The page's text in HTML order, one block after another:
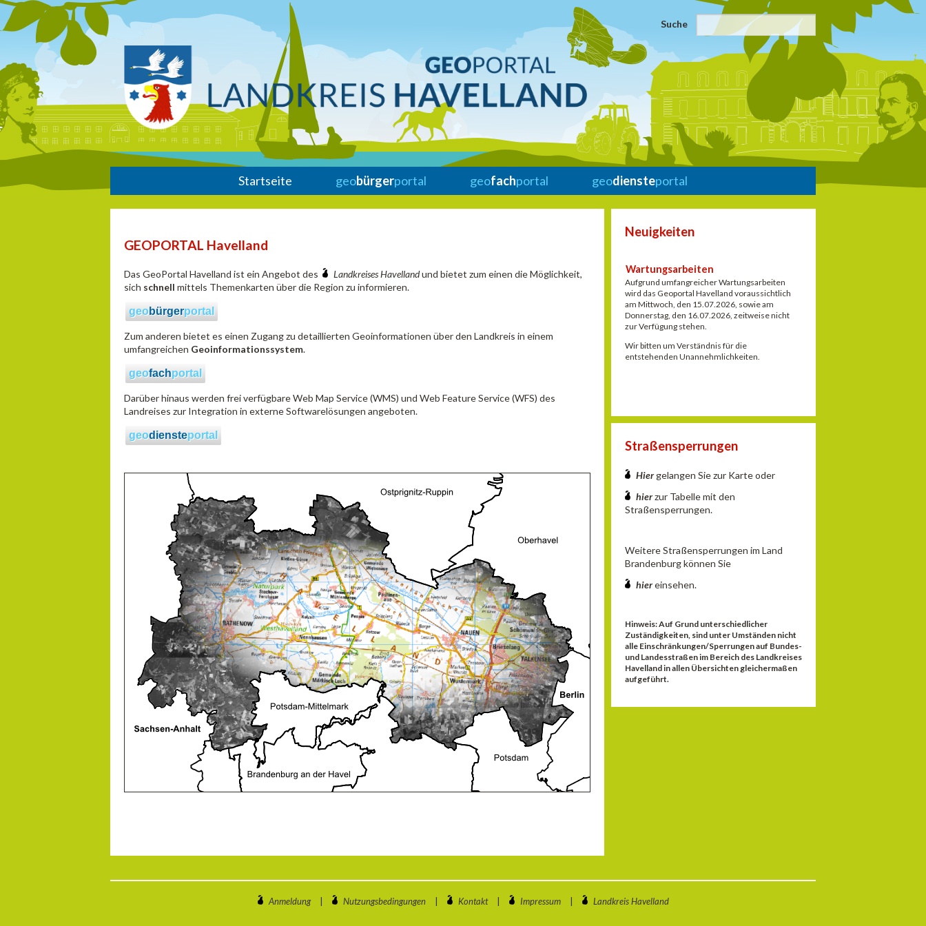
Suche
Startseite geobürgerportal geofachportal geodiensteportal
GEOPORTAL Havelland
Das GeoPortal Havelland ist ein Angebot des Landkreises Havellandund bietet zum einen die Möglichkeit,
sich schnell mittels Themenkarten über die Region zu informieren.
geo bürgerportal
Zum anderen bietet es einen Zugang zu detaillierten Geoinformationen über den Landkreis in einem
umfangreichen Geoinformationssystem.
geofachportal
Darüber hinaus werden frei verfügbare Web Map Service (WMS) und Web Feature Service (WFS) des
Landreises zur Integration in externe Softwarelösungen angeboten.
geodiensteportal
Neuigkeiten
Wartungsarbeiten
Aufgrund umfangreicher Wartungsarbeiten
wird das Geoportal Havelland voraussichtlich
am Mittwoch, den 15.07.2026, sowie am
Donnerstag, den 16.07.2026, zeitweise nicht
zur Verfügung stehen.
Wir bitten um Verständnis für die
entstehenden Unannehmlichkeiten.
Straßensperrungen
Hiergelangen Sie zur Karte oder
hierzur Tabelle mit den
Straßensperrungen.
Weitere Straßensperrungen im Land
Brandenburg können Sie
hiereinsehen.
Hinweis: Auf Grund unterschiedlicher
Zuständigkeiten, sind unter Umständen nicht
alle Einschränkungen/Sperrungen auf Bundes-
und Landesstraßen im Bereich des Landkreises
Havelland in allen Übersichten gleichermaßen
aufgeführt.
Anmeldung Nutzungsbedingungen Kontakt Impressum Landkreis Havelland